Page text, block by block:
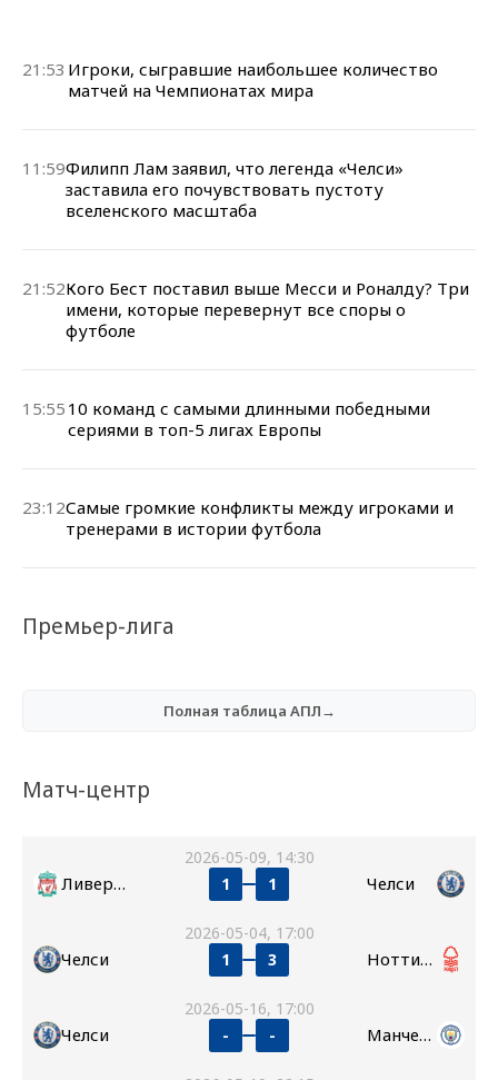
21:53 Игроки, сыгравшие наибольшее количество
матчей на Чемпионатах мира
11:59Филипп Лам заявил, что легенда «Челси»
заставила его почувствовать пустоту
вселенского масштаба
21:52Кого Бест поставил выше Месси и Роналду? Три
имени, которые перевернут все споры о
футболе
15:55 10 команд с самыми длинными победными
сериями в топ-5 лигах Европы
23:12Самые громкие конфликты между игроками и
тренерами в истории футбола
Премьер-лига
Полная таблица АПЛ→
Матч-центр
2026-05-09, 14:30
Ливерпуль 1 1 Челси
2026-05-04, 17:00
Челси 1 3 Ноттингем Форест
2026-05-16, 17:00
Челси - - Манчестер Сити